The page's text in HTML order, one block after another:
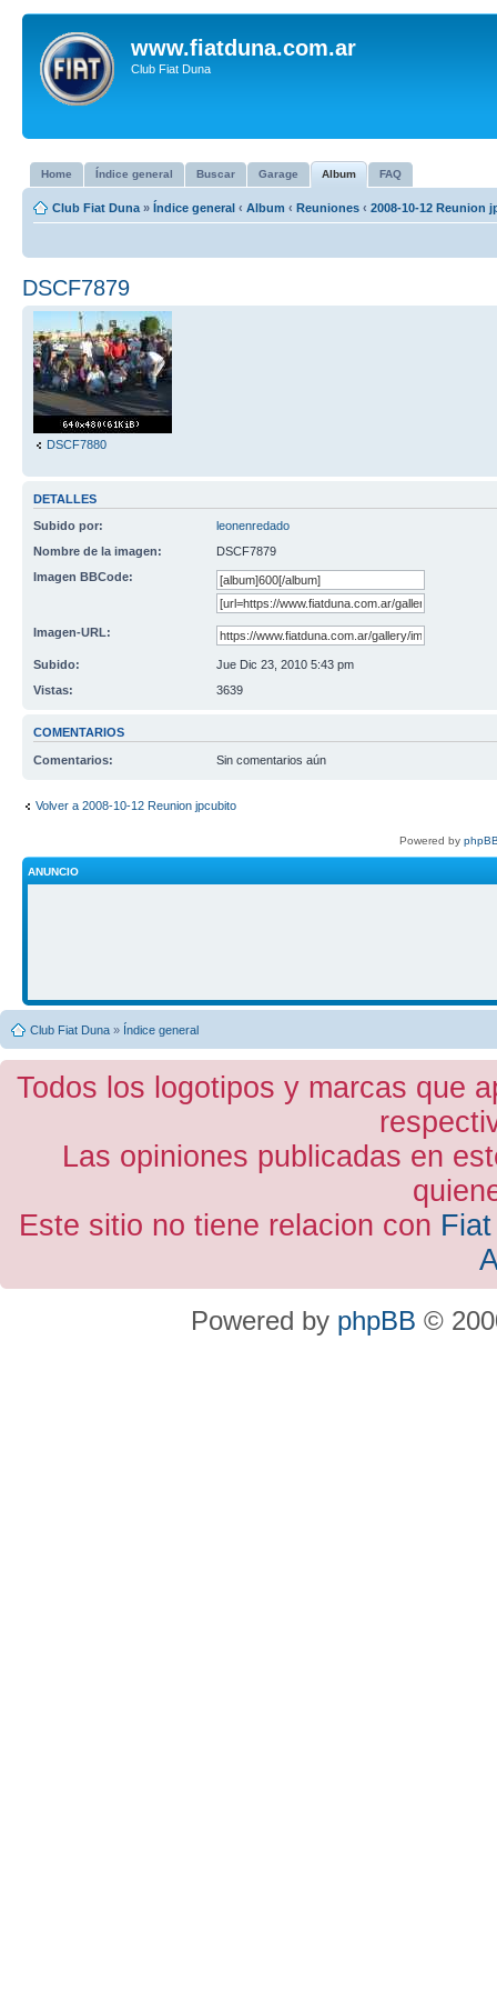
www.fiatduna.com.ar
Club Fiat Duna
Home Índice general Buscar Garage Album FAQ
Club Fiat Duna » Índice general ‹ Album ‹ Reuniones ‹ 2008-10-12 Reunion
DSCF7879
DSCF7880
DETALLES
Subido por:
leonenredado
Nombre de la imagen:
DSCF7879
Imagen BBCode:
Imagen-URL:
Subido:
Jue Dic 23, 2010 5:43 pm
Vistas:
3639
COMENTARIOS
Comentarios: Sin comentarios aún
Volver a 2008-10-12 Reunion jpcubito
Powered by
ANUNCIO
Club Fiat Duna » Índice general
Todos los logotipos y marcas que
Las opiniones publicadas en
Este sitio no tiene relacion con
Powered by phpBB ©